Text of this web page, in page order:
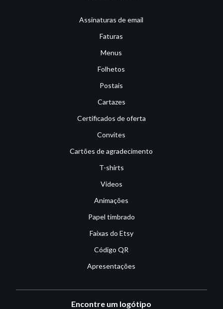
Assinaturas de email
Faturas
Menus
Folhetos
Postais
Cartazes
Certificados de oferta
Convites
Cartões de agradecimento
T-shirts
Vídeos
Animações
Papel timbrado
Faixas do Etsy
Código QR
Apresentações
Encontre um logótipo